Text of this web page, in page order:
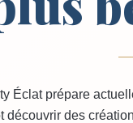
Éclat prépare
découvrir des